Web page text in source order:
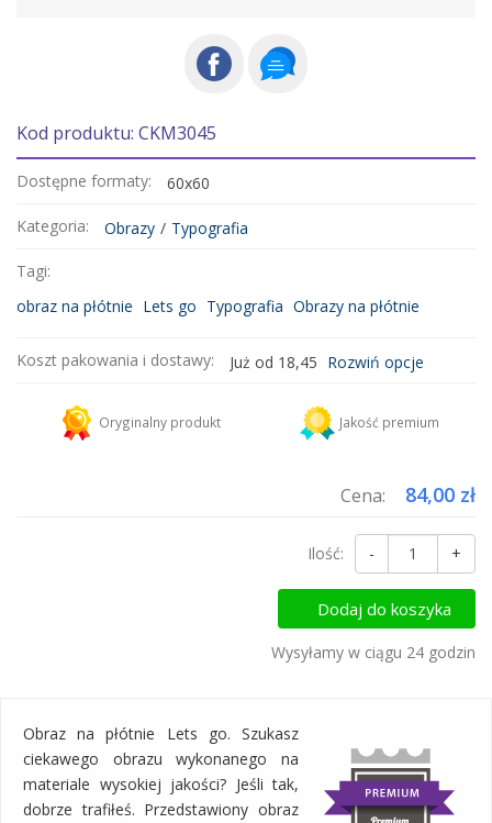
Kod produktu: CKM3045
Dostępne formaty: 60x60
Kategoria: Obrazy / Typografia
Tagi:
obraz na płótnie Lets go Typografia Obrazy na płótnie
Koszt pakowania i dostawy: Już od 18,45 Rozwiń opcje
Kurier DHL
Dodaj więcej produktów do koszyka i zapłać za wysyłkę tylko raz!
Oryginalny produkt Jakość premium
Cena: 84,00 zł
Dodaj do koszyka
Ilość: - +
Wysyłamy w ciągu 24 godzin
Obraz na płótnie Lets go. Szukasz
ciekawego obrazu wykonanego na
materiale wysokiej jakości? Jeśli tak,
dobrze trafiłeś. Przedstawiony obraz